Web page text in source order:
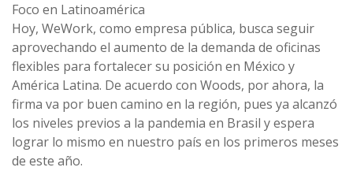
Foco en Latinoamérica
Hoy, WeWork, como empresa pública, busca seguir
aprovechando el aumento de la demanda de oficinas
flexibles para fortalecer su posición en México y
América Latina. De acuerdo con Woods, por ahora, la
firma va por buen camino en la región, pues ya alcanzó
los niveles previos a la pandemia en Brasil y espera
lograr lo mismo en nuestro país en los primeros meses
de este año.